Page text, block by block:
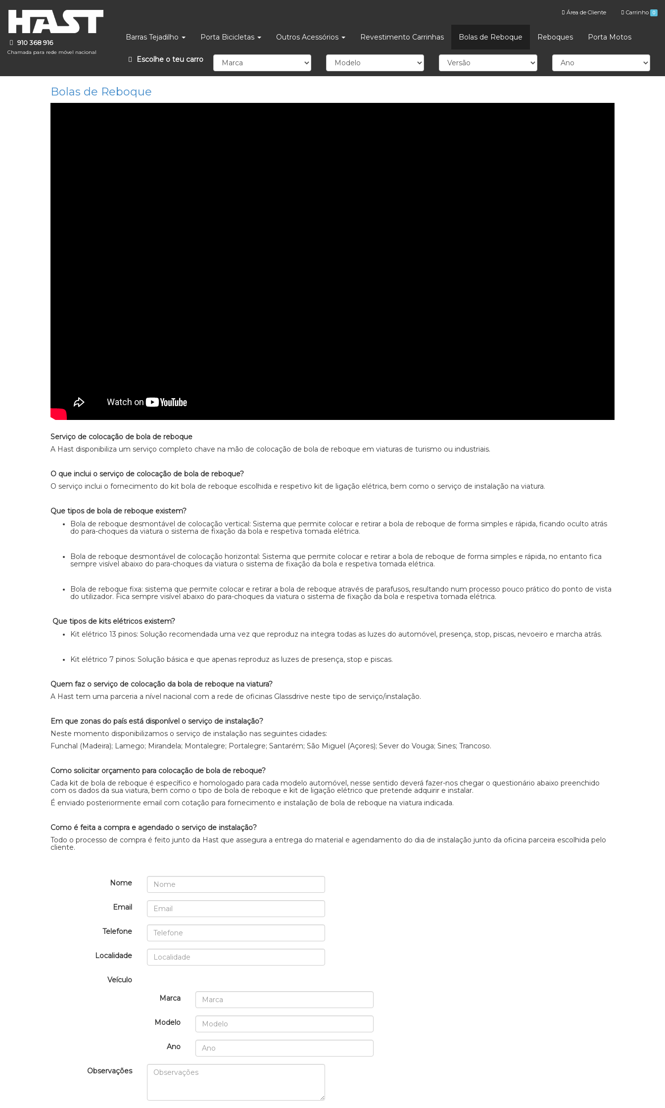
910 368 916
Chamada para rede móvel nacional
Área de Cliente Carrinho 0
Barras Tejadilho Porta Bicicletas Outros Acessórios Revestimento Carrinhas Bolas de Reboque Reboques Porta Motos
Escolhe o teu carro
Bolas de Reboque
Serviço de colocação de bola de reboque
A Hast disponibiliza um serviço completo chave na mão de colocação de bola de reboque em viaturas de turismo ou industriais.
O que inclui o serviço de colocação de bola de reboque?
O serviço inclui o fornecimento do kit bola de reboque escolhida e respetivo kit de ligação elétrica, bem como o serviço de instalação na viatura.
Que tipos de bola de reboque existem?
Bola de reboque desmontável de colocação vertical: Sistema que permite colocar e retirar a bola de reboque de forma simples e rápida, ficando oculto atrás
do para-choques da viatura o sistema de fixação da bola e respetiva tomada elétrica.
Bola de reboque desmontável de colocação horizontal: Sistema que permite colocar e retirar a bola de reboque de forma simples e rápida, no entanto fica
sempre visível abaixo do para-choques da viatura o sistema de fixação da bola e respetiva tomada elétrica.
Bola de reboque fixa: sistema que permite colocar e retirar a bola de reboque através de parafusos, resultando num processo pouco prático do ponto de vista
do utilizador. Fica sempre visível abaixo do para-choques da viatura o sistema de fixação da bola e respetiva tomada elétrica.
Que tipos de kits elétricos existem?
Kit elétrico 13 pinos: Solução recomendada uma vez que reproduz na integra todas as luzes do automóvel, presença, stop, piscas, nevoeiro e marcha atrás.
Kit elétrico 7 pinos: Solução básica e que apenas reproduz as luzes de presença, stop e piscas.
Quem faz o serviço de colocação da bola de reboque na viatura?
A Hast tem uma parceria a nível nacional com a rede de oficinas Glassdrive neste tipo de serviço/instalação.
Em que zonas do país está disponível o serviço de instalação?
Neste momento disponibilizamos o serviço de instalação nas seguintes cidades:
Funchal (Madeira); Lamego; Mirandela; Montalegre; Portalegre; Santarém; São Miguel (Açores); Sever do Vouga; Sines; Trancoso.
Como solicitar orçamento para colocação de bola de reboque?
Cada kit de bola de reboque é específico e homologado para cada modelo automóvel, nesse sentido deverá fazer-nos chegar o questionário abaixo preenchido
com os dados da sua viatura, bem como o tipo de bola de reboque e kit de ligação elétrico que pretende adquirir e instalar.
É enviado posteriormente email com cotação para fornecimento e instalação de bola de reboque na viatura indicada.
Como é feita a compra e agendado o serviço de instalação?
Todo o processo de compra é feito junto da Hast que assegura a entrega do material e agendamento do dia de instalação junto da oficina parceira escolhida pelo
cliente.
Nome
Email
Telefone
Localidade
Veículo
Marca
Modelo
Ano
Observações